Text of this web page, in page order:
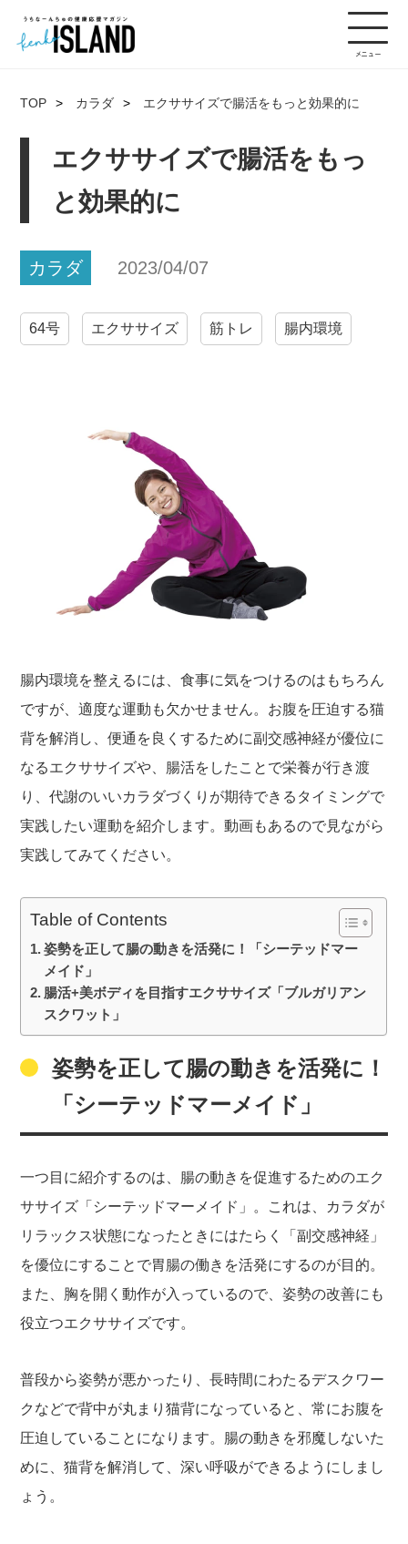
TOP カラダ エクササイズで腸活をもっと効果的に
エクササイズで腸活をもっ
と効果的に
カラダ 2023/04/07
64号 エクササイズ 筋トレ 腸内環境
腸内環境を整えるには、食事に気をつけるのはもちろん
ですが、適度な運動も欠かせません。お腹を圧迫する猫
背を解消し、便通を良くするために副交感神経が優位に
なるエクササイズや、腸活をしたことで栄養が行き渡
り、代謝のいいカラダづくりが期待できるタイミングで
実践したい運動を紹介します。動画もあるので見ながら
実践してみてください。
Table of Contents
姿勢を正して腸の動きを活発に！「シーテッドマー
メイド」
腸活+美ボディを目指すエクササイズ「ブルガリアン
スクワット」
姿勢を正して腸の動きを活発に！
「シーテッドマーメイド」
一つ目に紹介するのは、腸の動きを促進するためのエク
ササイズ「シーテッドマーメイド」。これは、カラダが
リラックス状態になったときにはたらく「副交感神経」
を優位にすることで胃腸の働きを活発にするのが目的。
また、胸を開く動作が入っているので、姿勢の改善にも
役立つエクササイズです。
普段から姿勢が悪かったり、長時間にわたるデスクワー
クなどで背中が丸まり猫背になっていると、常にお腹を
圧迫していることになります。腸の動きを邪魔しないた
めに、猫背を解消して、深い呼吸ができるようにしまし
ょう。